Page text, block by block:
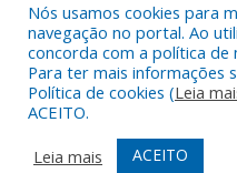
Todos os direitos
Mapa do Site
Acessar
Nós usamos cookies para
navegação no portal. Ao
concorda com a política
Para ter mais informações
Política de cookies (Leia
ACEITO.
Leia mais
ACEITO